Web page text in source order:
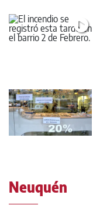
Neuquén